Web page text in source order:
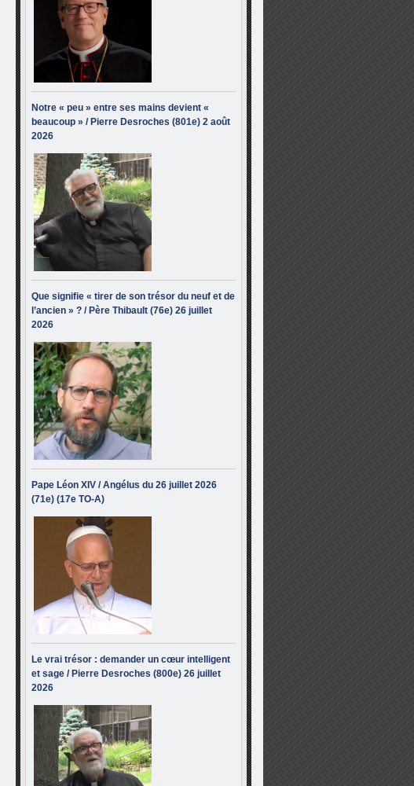
Notre « peu » entre ses mains devient «
beaucoup » / Pierre Desroches (801e) 2 août
2026
Que signifie « tirer de son trésor du neuf et de
l’ancien » ? / Père Thibault (76e) 26 juillet
2026
Pape Léon XIV / Angélus du 26 juillet 2026
(71e) (17e TO-A)
Le vrai trésor : demander un cœur intelligent
et sage / Pierre Desroches (800e) 26 juillet
2026